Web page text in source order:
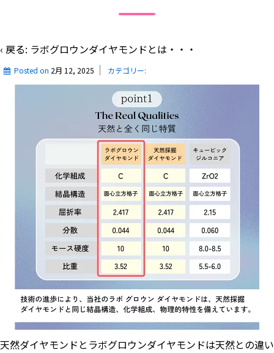
‹ 戻る: ラボグロウンダイヤモンドとは・・・
Posted on 2月 12, 2025 カテゴリー:
天然ダイヤモンドとラボグロウンダイヤモンドは天然との違い